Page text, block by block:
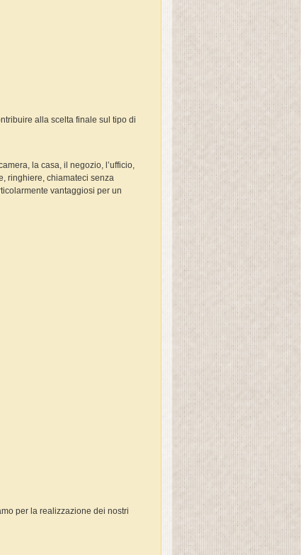
alla scelta finale sul tipo di
la casa, il negozio, l’ufficio,
ringhiere, chiamateci senza
vantaggiosi per un
per la realizzazione dei nostri